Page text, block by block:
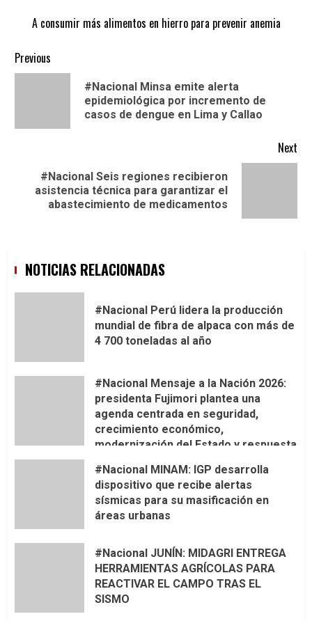
A consumir más alimentos en hierro para prevenir anemia
Continue
Previous
#Nacional Minsa emite alerta
epidemiológica por incremento de
casos de dengue en Lima y Callao
Next
#Nacional Seis regiones recibieron
asistencia técnica para garantizar el
abastecimiento de medicamentos
NOTICIAS RELACIONADAS
#Nacional Perú lidera la producción
mundial de fibra de alpaca con más de
4 700 toneladas al año
#Nacional Mensaje a la Nación 2026:
presidenta Fujimori plantea una
agenda centrada en seguridad,
crecimiento económico,
modernización del Estado y respuesta
#Nacional MINAM: IGP desarrolla
dispositivo que recibe alertas
sísmicas para su masificación en
áreas urbanas
#Nacional JUNÍN: MIDAGRI ENTREGA
HERRAMIENTAS AGRÍCOLAS PARA
REACTIVAR EL CAMPO TRAS EL
SISMO